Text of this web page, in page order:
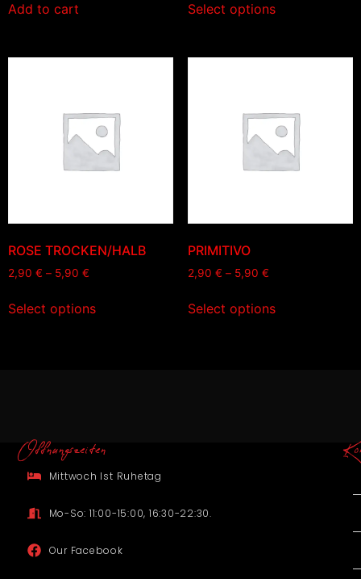
Add to cart Select options
ROSE TROCKEN/HALB
2,90 € – 5,90 €
Select options
PRIMITIVO
2,90 € – 5,90 €
Select options
Offnungszeiten
Mittwoch Ist Ruhetag
Mo-So: 11:00-15:00, 16:30-22:30.
Our Facebook